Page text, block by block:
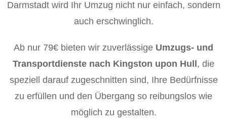
Darmstadt wird Ihr Umzug nicht nur einfach, sondern
auch erschwinglich.
Ab nur 79€ bieten wir zuverlässige Umzugs- und
Transportdienste nach Kingston upon Hull , die
speziell darauf zugeschnitten sind, Ihre Bedürfnisse
zu erfüllen und den Übergang so reibungslos wie
möglich zu gestalten.